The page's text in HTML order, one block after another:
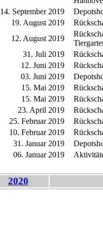
14. September 2019
19. August 2019
12. August 2019
31. Juli 2019
12. Juni 2019
03. Juni 2019
15. Mai 2019
15. Mai 2019
23. April 2019
25. Februar 2019
10. Februar 2019
31. Januar 2019
06. Januar 2019
2020